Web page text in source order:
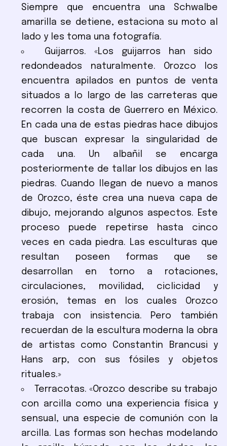
Siempre que encuentra una Schwalbe
amarilla se detiene, estaciona su moto al
lado y les toma una fotografía.
Guijarros. «Los guijarros han sido
redondeados naturalmente. Orozco los
encuentra apilados en puntos de venta
situados a lo largo de las carreteras que
recorren la costa de Guerrero en México.
En cada una de estas piedras hace dibujos
que buscan expresar la singularidad de
cada una. Un albañil se encarga
posteriormente de tallar los dibujos en las
piedras. Cuando llegan de nuevo a manos
de Orozco, éste crea una nueva capa de
dibujo, mejorando algunos aspectos. Este
proceso puede repetirse hasta cinco
veces en cada piedra. Las esculturas que
resultan poseen formas que se
desarrollan en torno a rotaciones,
circulaciones, movilidad, ciclicidad y
erosión, temas en los cuales Orozco
trabaja con insistencia. Pero también
recuerdan de la escultura moderna la obra
de artistas como Constantin Brancusi y
Hans arp, con sus fósiles y objetos
rituales.»
Terracotas. «Orozco describe su trabajo
con arcilla como una experiencia física y
sensual, una especie de comunión con la
arcilla. Las formas son hechas modelando